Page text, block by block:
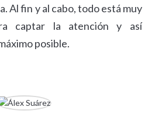
Al fin y al cabo, todo está muy
captar la atención y así
posible.